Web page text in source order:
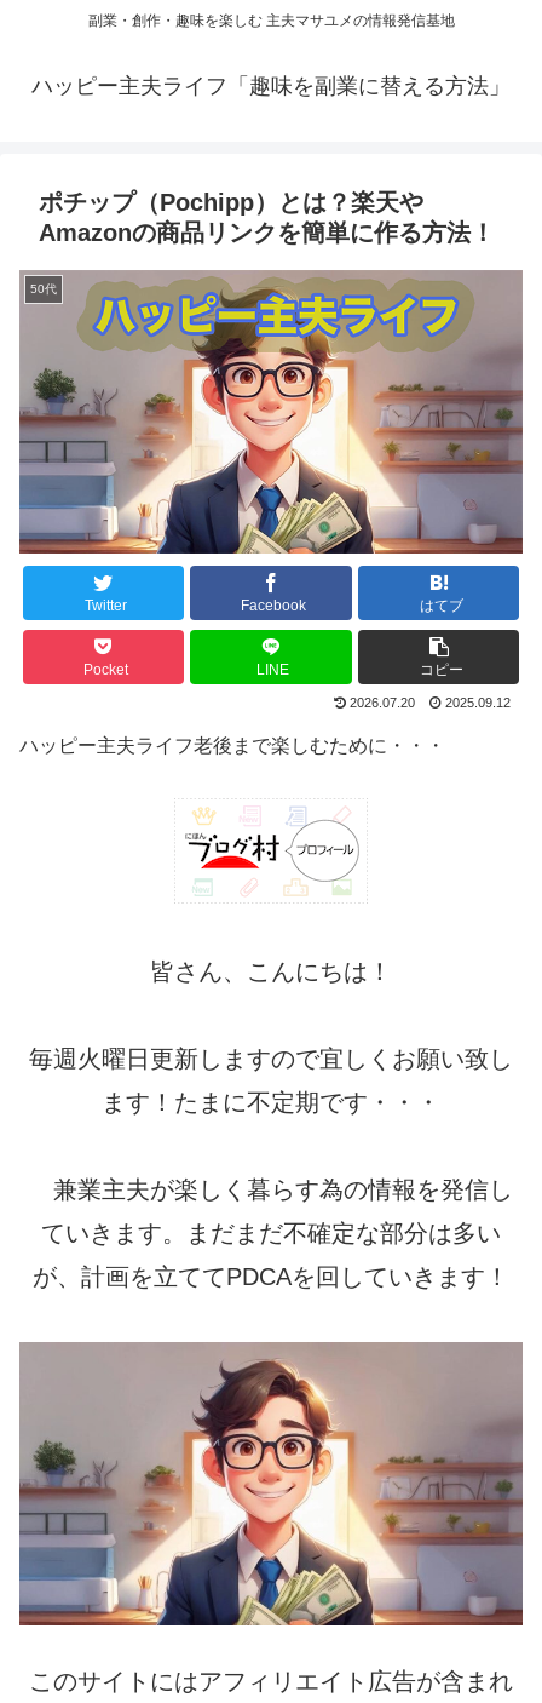
副業・創作・趣味を楽しむ 主夫マサユメの情報発信基地
ハッピー主夫ライフ「趣味を副業に替える方法」
ポチップ（Pochipp）とは？楽天や
Amazonの商品リンクを簡単に作る方法！
50代
Twitter Facebook はてブ
Pocket LINE コピー
2026.07.20 2025.09.12
ハッピー主夫ライフ老後まで楽しむために・・・
皆さん、こんにちは！
毎週火曜日更新しますので宜しくお願い致し
ます！たまに不定期です・・・
兼業主夫が楽しく暮らす為の情報を発信し
ていきます。まだまだ不確定な部分は多い
が、計画を立ててPDCAを回していきます！
このサイトにはアフィリエイト広告が含まれ